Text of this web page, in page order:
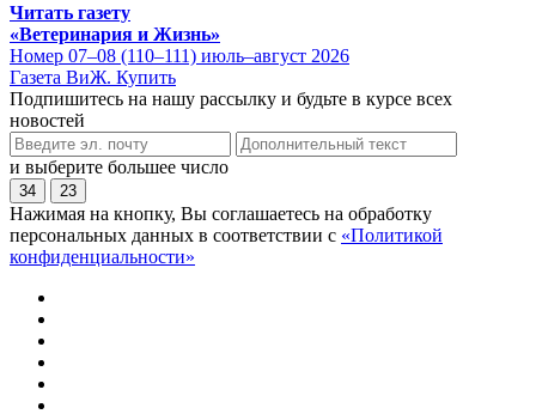
Читать газету
«Ветеринария и Жизнь»
Номер 07–08 (110–111) июль–август 2026
Газета ВиЖ. Купить
Подпишитесь на нашу рассылку и будьте в курсе всех
новостей
и выберите большее число
34 23
Нажимая на кнопку, Вы соглашаетесь на обработку
персональных данных в соответствии с «Политикой
конфиденциальности»